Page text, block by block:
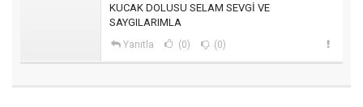
KUCAK DOLUSU SELAM SEVGİ VE
SAYGILARIMLA
Yanıtla (0) (0)